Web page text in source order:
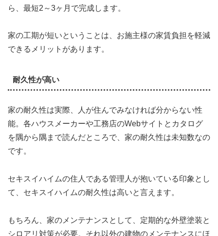
ら、最短2～3ヶ月で完成します。
家の工期が短いということは、お施主様の家賃負担を軽減
できるメリットがあります。
耐久性が高い
家の耐久性は実際、人が住んでみなければ分からない性
能。各ハウスメーカーや工務店のWebサイトとカタログ
を隅から隅まで読んだところで、家の耐久性は未知数なの
です。
セキスイハイムの住人である管理人が抱いている印象とし
て、セキスイハイムの耐久性は高いと言えます。
もちろん、家のメンテナンスとして、定期的な外壁塗装と
シロアリ対策が必要。それ以外の建物のメンテナンスにほ